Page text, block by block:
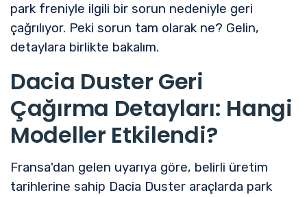
park freniyle ilgili bir sorun nedeniyle geri
çağrılıyor. Peki sorun tam olarak ne? Gelin,
detaylara birlikte bakalım.
Dacia Duster Geri
Çağırma Detayları: Hangi
Modeller Etkilendi?
Fransa'dan gelen uyarıya göre, belirli üretim
tarihlerine sahip Dacia Duster araçlarda park